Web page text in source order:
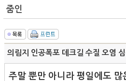
줌인
의림지 인공폭포 데크길 수질 오염
주말 뿐만 아니라 평일에도